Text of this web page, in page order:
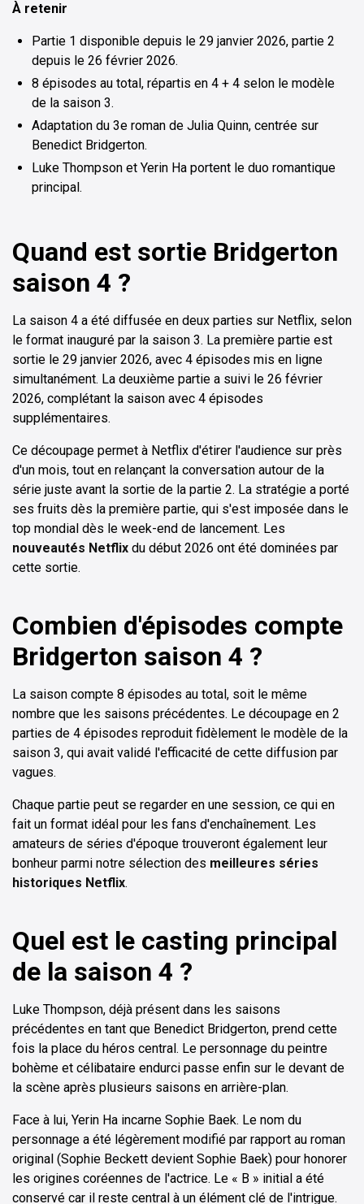
À retenir
Partie 1 disponible depuis le 29 janvier 2026, partie 2
depuis le 26 février 2026.
8 épisodes au total, répartis en 4 + 4 selon le modèle
de la saison 3.
Adaptation du 3e roman de Julia Quinn, centrée sur
Benedict Bridgerton.
Luke Thompson et Yerin Ha portent le duo romantique
principal.
Quand est sortie Bridgerton
saison 4 ?
La saison 4 a été diffusée en deux parties sur Netflix, selon
le format inauguré par la saison 3. La première partie est
sortie le 29 janvier 2026, avec 4 épisodes mis en ligne
simultanément. La deuxième partie a suivi le 26 février
2026, complétant la saison avec 4 épisodes
supplémentaires.
Ce découpage permet à Netflix d'étirer l'audience sur près
d'un mois, tout en relançant la conversation autour de la
série juste avant la sortie de la partie 2. La stratégie a porté
ses fruits dès la première partie, qui s'est imposée dans le
top mondial dès le week-end de lancement. Les
nouveautés Netflix du début 2026 ont été dominées par
cette sortie.
Combien d'épisodes compte
Bridgerton saison 4 ?
La saison compte 8 épisodes au total, soit le même
nombre que les saisons précédentes. Le découpage en 2
parties de 4 épisodes reproduit fidèlement le modèle de la
saison 3, qui avait validé l'efficacité de cette diffusion par
vagues.
Chaque partie peut se regarder en une session, ce qui en
fait un format idéal pour les fans d'enchaînement. Les
amateurs de séries d'époque trouveront également leur
bonheur parmi notre sélection des meilleures séries
historiques Netflix.
Quel est le casting principal
de la saison 4 ?
Luke Thompson, déjà présent dans les saisons
précédentes en tant que Benedict Bridgerton, prend cette
fois la place du héros central. Le personnage du peintre
bohème et célibataire endurci passe enfin sur le devant de
la scène après plusieurs saisons en arrière-plan.
Face à lui, Yerin Ha incarne Sophie Baek. Le nom du
personnage a été légèrement modifié par rapport au roman
original (Sophie Beckett devient Sophie Baek) pour honorer
les origines coréennes de l'actrice. Le « B » initial a été
conservé car il reste central à un élément clé de l'intrigue.